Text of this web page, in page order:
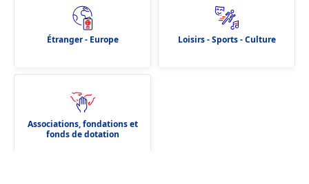
Étranger - Europe Loisirs - Sports - Culture
Associations, fondations et
fonds de dotation